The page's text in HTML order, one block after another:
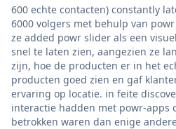
600 echte contacten) constantly
6000 volgers met behulp van
ze added powr slider als een
snel te laten zien, aangezien ze
zijn, hoe de producten er in het
producten goed zien en gaf
ervaring op locatie. in feite
interactie hadden met powr-apps
betrokken waren dan enige